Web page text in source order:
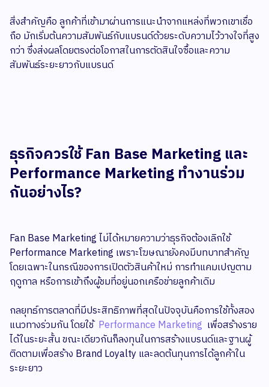
สิ่งสำคัญคือ ลูกค้าที่เข้ามาผ่านการแนะนำจากแหล่งที่พวกเขาเชื่อ
ถือ มักเริ่มต้นความสัมพันธ์กับแบรนด์ด้วยระดับความไว้วางใจที่สูง
กว่า ซึ่งส่งผลโดยตรงต่อโอกาสในการตัดสินใจซื้อและความ
สัมพันธ์ระยะยาวกับแบรนด์
ธุรกิจควรใช้ Fan Base Marketing และ
Performance Marketing ทำงานร่วม
กันอย่างไร?
Fan Base Marketing ไม่ได้หมายความว่าธุรกิจต้องเลิกใช้
Performance Marketing เพราะโฆษณายังคงมีบทบาทสำคัญ
โดยเฉพาะในกรณีของการเปิดตัวสินค้าใหม่ การทำแคมเปญตาม
ฤดูกาล หรือการเข้าถึงผู้ชมที่อยู่นอกเครือข่ายลูกค้าเดิม
กลยุทธ์การตลาดที่มีประสิทธิภาพที่สุดในปัจจุบันคือการใช้ทั้งสอง
แนวทางร่วมกัน โดยใช้ Performance Marketing เพื่อสร้างราย
ได้ในระยะสั้น ขณะเดียวกันก็ลงทุนในการสร้างแบรนด์และฐานผู้
ติดตามเพื่อสร้าง Brand Loyalty และลดต้นทุนการได้ลูกค้าใน
ระยะยาว